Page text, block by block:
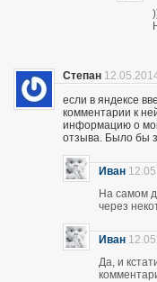
Степан
если в яндексе
комментарии к
информацию о
отзыва. Было бы
Иван
На самом
через
Иван
Да, и